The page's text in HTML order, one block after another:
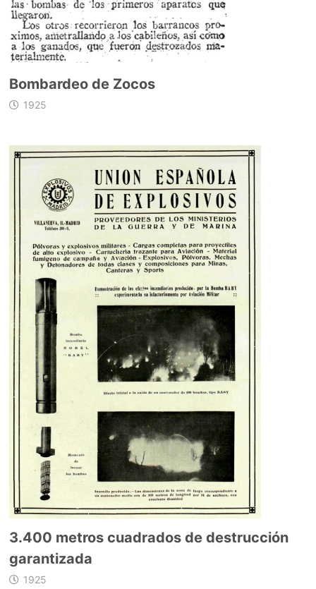
Bombardeo de Zocos
1925
3.400 metros cuadrados de destrucción
garantizada
1925